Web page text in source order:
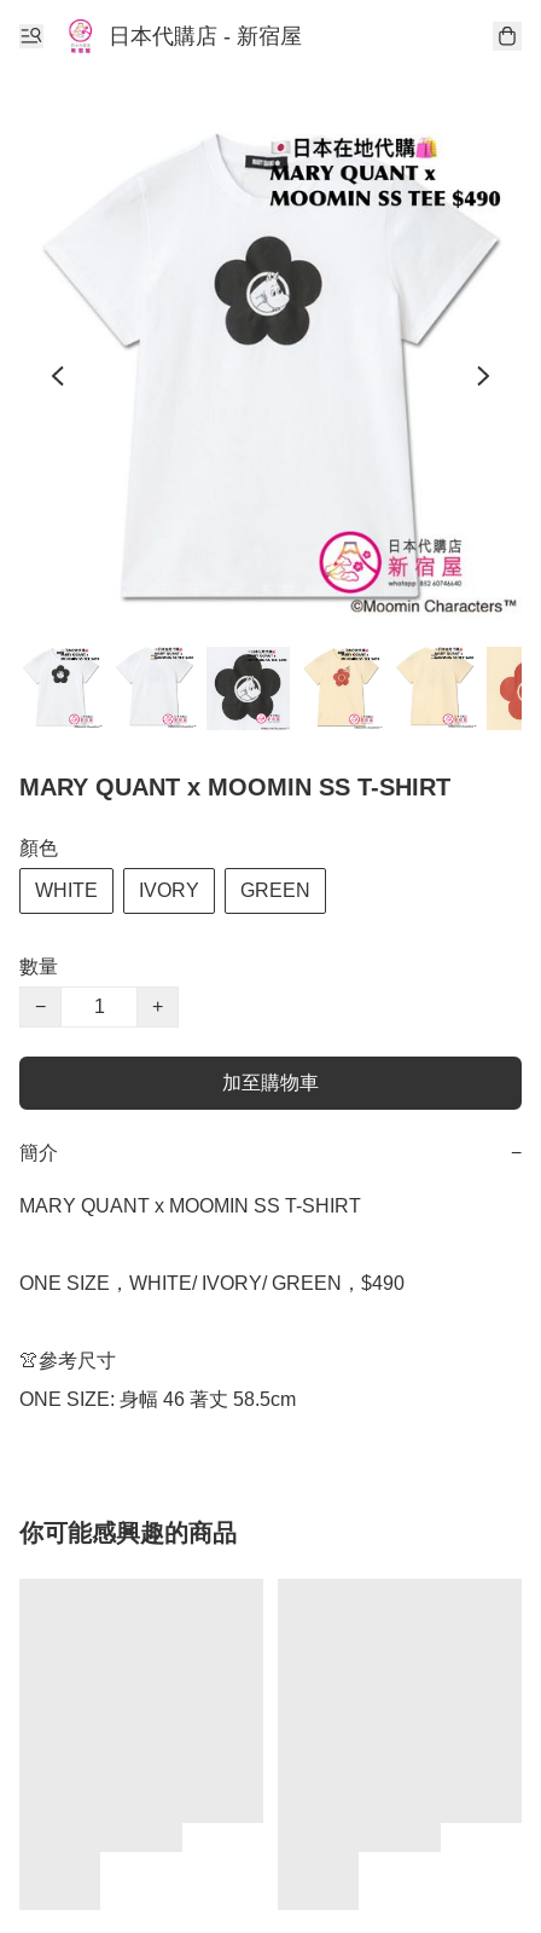
日本代購店 - 新宿屋
MARY QUANT x MOOMIN SS T-SHIRT
顏色
WHITE IVORY GREEN
數量
−
+
加至購物車
簡介 −
MARY QUANT x MOOMIN SS T-SHIRT
ONE SIZE，WHITE/ IVORY/ GREEN，$490
👚參考尺寸
ONE SIZE: 身幅 46 著丈 58.5cm
你可能感興趣的商品